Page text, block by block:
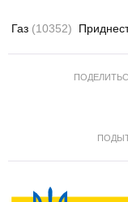
Газ (10352)